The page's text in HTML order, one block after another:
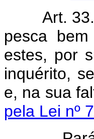
Art.
pesca
estes, por
inquérito,
e, na sua
pela Lei nº